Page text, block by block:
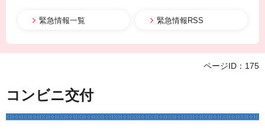
緊急情報一覧 緊急情報RSS
ページID：175
コンビニ交付